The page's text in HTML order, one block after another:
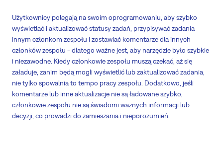
Użytkownicy polegają na swoim oprogramowaniu, aby szybko
wyświetlać i aktualizować statusy zadań, przypisywać zadania
innym członkom zespołu i zostawiać komentarze dla innych
członków zespołu - dlatego ważne jest, aby narzędzie było szybkie
i niezawodne. Kiedy członkowie zespołu muszą czekać, aż się
załaduje, zanim będą mogli wyświetlić lub zaktualizować zadania,
nie tylko spowalnia to tempo pracy zespołu. Dodatkowo, jeśli
komentarze lub inne aktualizacje nie są ładowane szybko,
członkowie zespołu nie są świadomi ważnych informacji lub
decyzji, co prowadzi do zamieszania i nieporozumień.